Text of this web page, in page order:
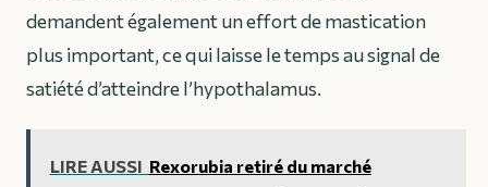
demandent également un effort de mastication
plus important, ce qui laisse le temps au signal de
satiété d’atteindre l’hypothalamus.
LIRE AUSSI Rexorubia retiré du marché